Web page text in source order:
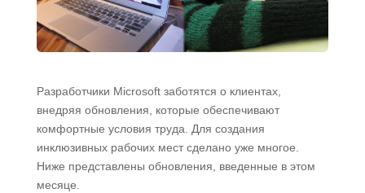
Разработчики Microsoft заботятся о клиентах,
внедряя обновления, которые обеспечивают
комфортные условия труда. Для создания
инклюзивных рабочих мест сделано уже многое.
Ниже представлены обновления, введенные в этом
месяце.